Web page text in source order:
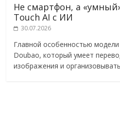
Не смартфон, а
Touch AI с ИИ
30.07.2026
Главной особенностью
Doubao, который умеет
изображения и